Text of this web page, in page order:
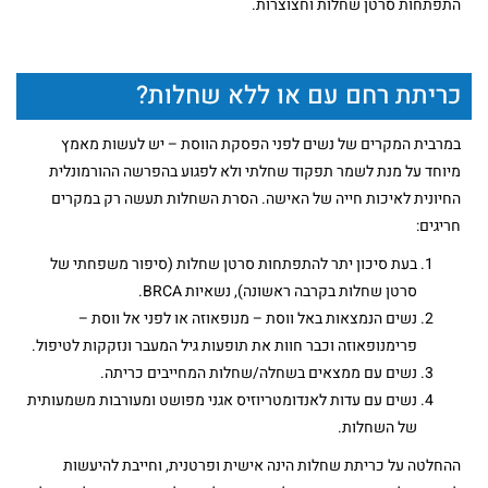
התפתחות סרטן שחלות וחצוצרות.
כריתת רחם עם או ללא שחלות?
במרבית המקרים של נשים לפני הפסקת הווסת – יש לעשות מאמץ
מיוחד על מנת לשמר תפקוד שחלתי ולא לפגוע בהפרשה ההורמונלית
החיונית לאיכות חייה של האישה. הסרת השחלות תעשה רק במקרים
חריגים:
בעת סיכון יתר להתפתחות סרטן שחלות (סיפור משפחתי של
סרטן שחלות בקרבה ראשונה), נשאיות BRCA.
נשים הנמצאות באל ווסת – מנופאוזה או לפני אל ווסת –
פרימנופאוזה וכבר חוות את תופעות גיל המעבר ונזקקות לטיפול.
נשים עם ממצאים בשחלה/שחלות המחייבים כריתה.
נשים עם עדות לאנדומטריוזיס אגני מפושט ומעורבות משמעותית
של השחלות.
ההחלטה על כריתת שחלות הינה אישית ופרטנית, וחייבת להיעשות